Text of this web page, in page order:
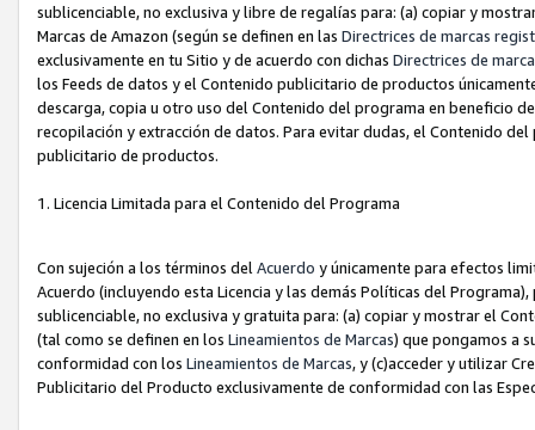
sublicenciable, no exclusiva y libre de regalías para: (a) copiar y
Marcas de Amazon (según se definen en las Directrices de marcas
exclusivamente en tu Sitio y de acuerdo con dichas Directrices de
los Feeds de datos y el Contenido publicitario de productos
descarga, copia u otro uso del Contenido del programa en beneficio
recopilación y extracción de datos. Para evitar dudas, el Contenido
publicitario de productos.
1. Licencia Limitada para el Contenido del Programa
Con sujeción a los términos del Acuerdo y únicamente para efectos
Acuerdo (incluyendo esta Licencia y las demás Políticas del
sublicenciable, no exclusiva y gratuita para: (a) copiar y mostrar el
(tal como se definen en los Lineamientos de Marcas) que pongamos a
conformidad con los Lineamientos de Marcas, y (c)acceder y utilizar
Publicitario del Producto exclusivamente de conformidad con las